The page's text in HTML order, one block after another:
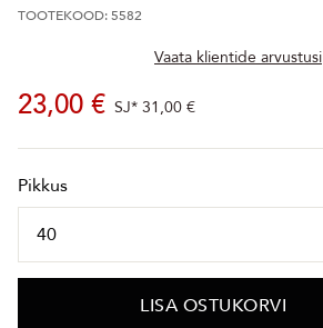
TOOTEKOOD: 5582
Vaata klientide arvustusi
23,00 € SJ* 31,00 €
Pikkus
LISA OSTUKORVI